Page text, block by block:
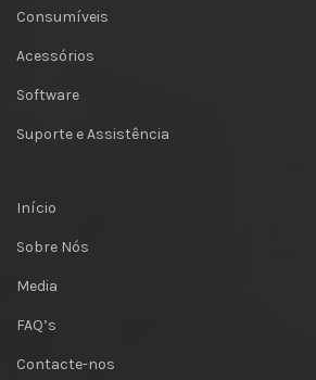
Consumíveis
Acessórios
Software
Suporte e Assistência
Início
Sobre Nós
Media
FAQ’s
Contacte-nos